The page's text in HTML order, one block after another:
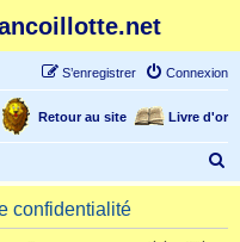
Connexion
S’enregistrer
Livre d'or
Retour au site
e
confidentialité